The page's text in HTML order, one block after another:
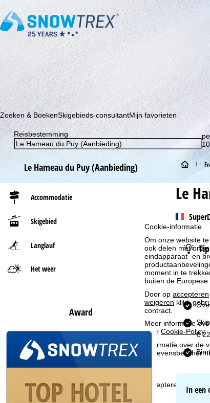
Cookie-informatie
Om onze website
ook delen met
eindapparaat- en
moment in te
buiten de
Door op accepteren
weigeren klikt,
contract.
Meer informatie
over Cookie-Policy.
Informatie over de
Accepteren
Schrijf je in voor onze nieuwsbrief en wees als eerste op
Zoeken & BoekenSkigebieds-consultantMijn favorieten
Reisbestemming
Le Hameau du Puy (Aanbieding)
Accommodatie
Skigebied
Langlauf
Het weer
Award
S
t
r
t
p
g
i
n
a
Le
Tip
€
In een